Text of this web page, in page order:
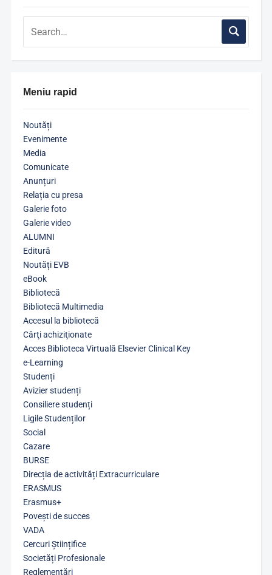
Meniu rapid
Noutăți
Evenimente
Media
Comunicate
Anunțuri
Relația cu presa
Galerie foto
Galerie video
ALUMNI
Editură
Noutăți EVB
eBook
Bibliotecă
Bibliotecă Multimedia
Accesul la bibliotecă
Cărţi achiziţionate
Acces Biblioteca Virtuală Elsevier Clinical Key
e-Learning
Studenți
Avizier studenți
Consiliere studenți
Ligile Studenților
Social
Cazare
BURSE
Direcția de activități Extracurriculare
ERASMUS
Erasmus+
Povești de succes
VADA
Cercuri Științifice
Societăți Profesionale
Reglementări